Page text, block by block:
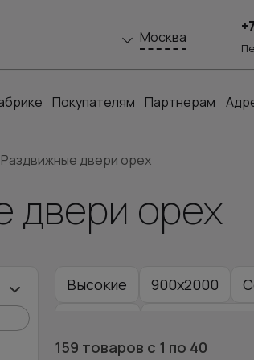
Москва
Покупателям Партнерам
Раздвижные двери орех
двери орех
Высокие 900x2000
159 товаров с 1 по 40